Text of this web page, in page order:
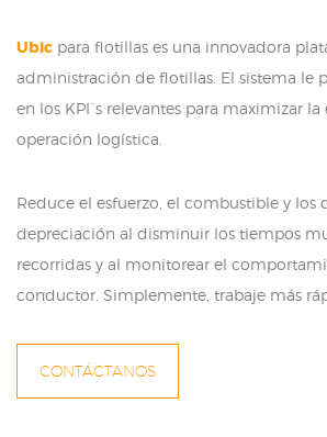
Ubic para flotillas es una innovadora
administración de flotillas. El sistema le
en los KPI´s relevantes para maximizar
operación logística.
Reduce el esfuerzo, el combustible y los
depreciación al disminuir los tiempos
recorridas y al monitorear el
conductor. Simplemente, trabaje más
CONTÁCTANOS